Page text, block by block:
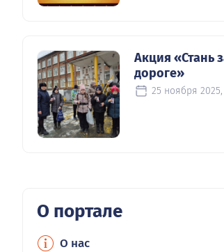
Акция «Стань
дороге»
25 ноября 2025,
О портале
О нас